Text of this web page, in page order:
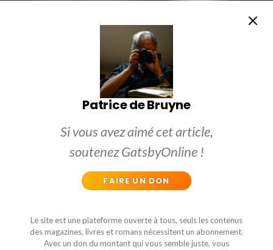
Patrice de Bruyne
Si vous avez aimé cet article,
soutenez GatsbyOnline !
FAIRE UN DON
Le site est une plateforme ouverte à tous, seuls les contenus
des magazines, livres et romans nécessitent un abonnement.
Avec un don du montant qui vous semble juste, vous